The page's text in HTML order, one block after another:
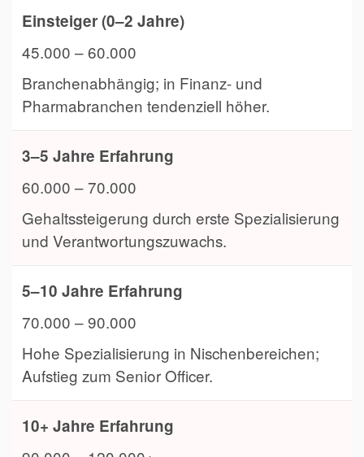
Einsteiger (0–2 Jahre)
45.000 – 60.000
Branchenabhängig; in Finanz- und
Pharmabranchen tendenziell höher.
3–5 Jahre Erfahrung
60.000 – 70.000
Gehaltssteigerung durch erste Spezialisierung
und Verantwortungszuwachs.
5–10 Jahre Erfahrung
70.000 – 90.000
Hohe Spezialisierung in Nischenbereichen;
Aufstieg zum Senior Officer.
10+ Jahre Erfahrung